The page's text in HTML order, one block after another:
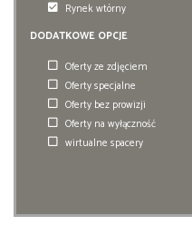
Rynek wtórny
DODATKOWE OPCJE
Oferty ze zdjęciem
Oferty specjalne
Oferty bez prowizji
Oferty na wyłączność
wirtualne spacery